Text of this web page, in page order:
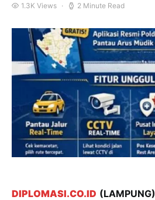
1.3K Views 2 Minute Read
DIPLOMASI.CO.ID (LAMPUNG)